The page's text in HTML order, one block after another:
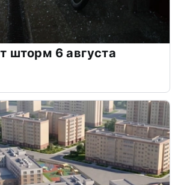
шторм 6 августа